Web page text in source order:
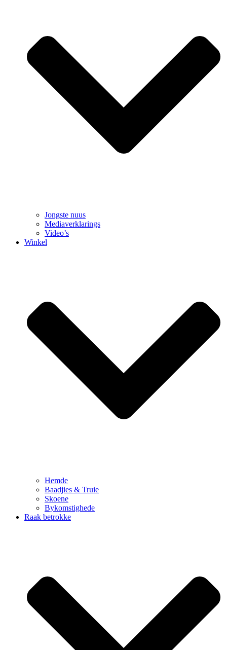
Jongste nuus
Mediaverklarings
Video’s
Winkel
Hemde
Baadjies & Truie
Skoene
Bykomstighede
Raak betrokke